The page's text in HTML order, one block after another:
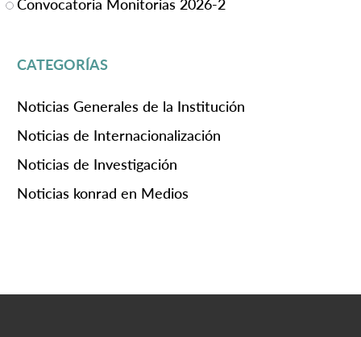
Convocatoria Monitorias 2026-2
CATEGORÍAS
Noticias Generales de la Institución
Noticias de Internacionalización
Noticias de Investigación
Noticias konrad en Medios